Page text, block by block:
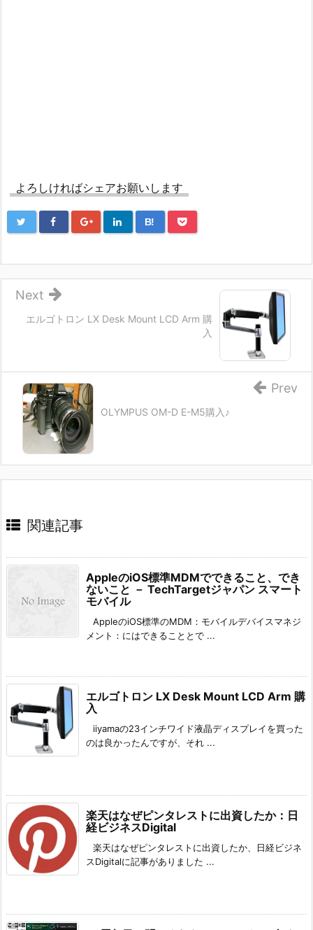
よろしければシェアお願いします
B!
エルゴトロン LX Desk Mount LCD Arm 購
入
Next
OLYMPUS OM-D E-M5購入♪
Prev
関連記事
AppleのiOS標準MDMでできること、でき
ないこと － TechTargetジャパン スマート
モバイル
AppleのiOS標準のMDM：モバイルデバイスマネジ
メント：にはできることとで ...
エルゴトロン LX Desk Mount LCD Arm 購
入
iiyamaの23インチワイド液晶ディスプレイを買った
のは良かったんですが、それ ...
楽天はなぜピンタレストに出資したか：日
経ビジネスDigital
楽天はなぜピンタレストに出資したか、日経ビジネ
スDigitalに記事がありました ...